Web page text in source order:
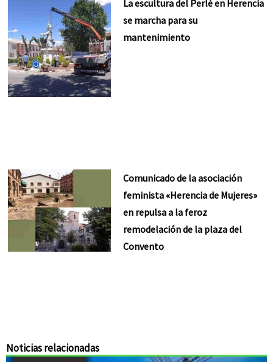
La escultura del Perlé en Herencia
se marcha para su
mantenimiento
Comunicado de la asociación
feminista «Herencia de Mujeres»
en repulsa a la feroz
remodelación de la plaza del
Convento
Noticias relacionadas